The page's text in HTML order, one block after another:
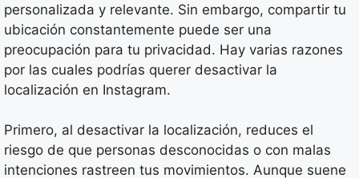
personalizada y relevante. Sin embargo, compartir tu
ubicación constantemente puede ser una
preocupación para tu privacidad. Hay varias razones
por las cuales podrías querer desactivar la
localización en Instagram.
Primero, al desactivar la localización, reduces el
riesgo de que personas desconocidas o con malas
intenciones rastreen tus movimientos. Aunque suene